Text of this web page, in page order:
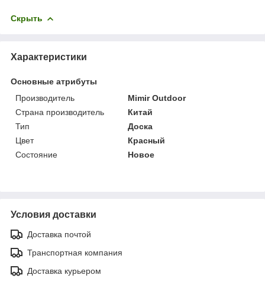
Скрыть
Характеристики
Основные атрибуты
Производитель
Mimir Outdoor
Страна производитель
Китай
Тип
Доска
Цвет
Красный
Состояние
Новое
Условия доставки
Доставка почтой
Транспортная компания
Доставка курьером